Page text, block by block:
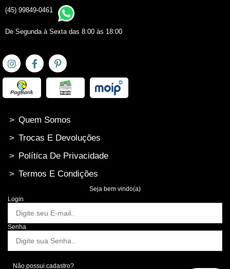
(45) 99849-0461
De Segunda à Sexta das 8:00 às 18:00
> Quem Somos
> Trocas E Devoluções
> Política De Privacidade
> Termos E Condições
Seja bem vindo(a)
Login
Senha
Não possui cadastro?